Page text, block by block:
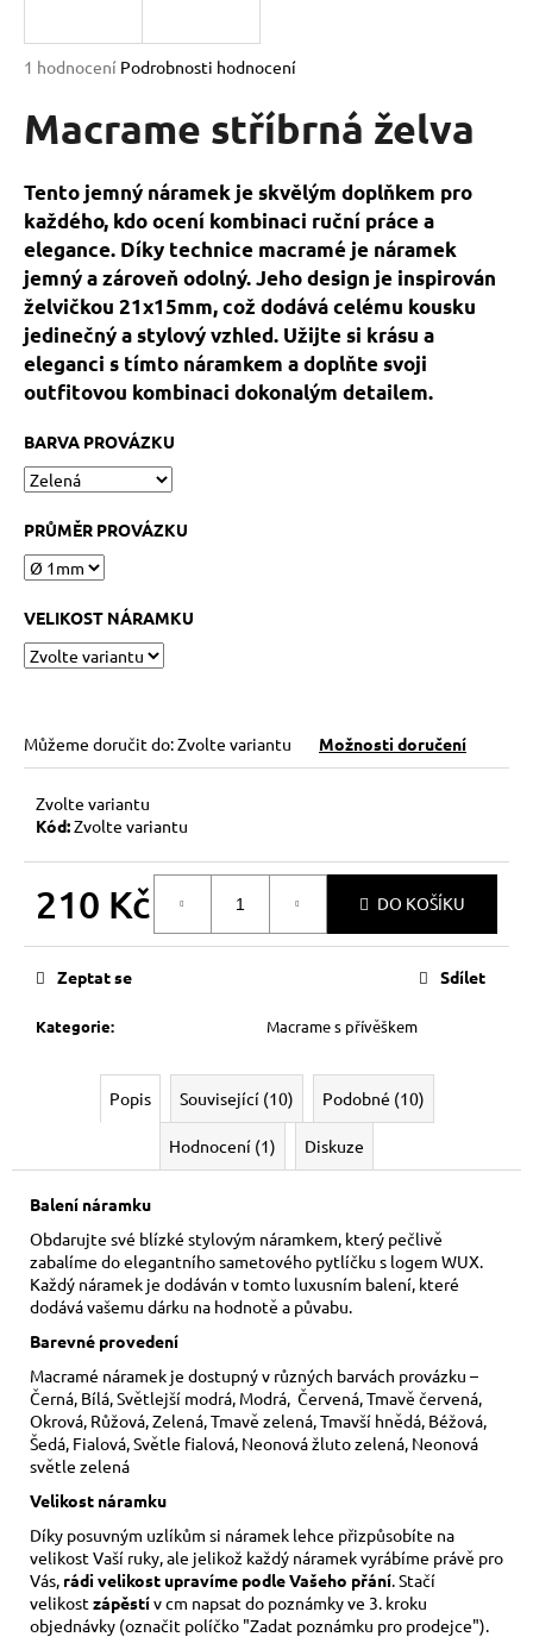
Průměrné
produktu
je
5
hvězdiček.
1 hodnocení Podrobnosti hodnocení
Macrame stříbrná želva
Tento jemný náramek je skvělým doplňkem pro
každého, kdo ocení kombinaci ruční práce a
elegance. Díky technice macramé je náramek
jemný a zároveň odolný. Jeho design je inspirován
želvičkou 21x15mm, což dodává celému kousku
jedinečný a stylový vzhled. Užijte si krásu a
eleganci s tímto náramkem a doplňte svoji
outfitovou kombinaci dokonalým detailem.
BARVA PROVÁZKU
PRŮMĚR PROVÁZKU
VELIKOST NÁRAMKU
Můžeme doručit do:Zvolte variantu Možnosti doručení
Zvolte variantu
Kód:Zvolte variantu
210 Kč DO KOŠÍKU
Kategorie: Macrame s přívěškem
Zeptat se Sdílet
Popis Související (10) Podobné (10)
Hodnocení (1) Diskuze
Balení náramku
Obdarujte své blízké stylovým náramkem, který pečlivě
zabalíme do elegantního sametového pytlíčku s logem WUX.
Každý náramek je dodáván v tomto luxusním balení, které
dodává vašemu dárku na hodnotě a půvabu.
Barevné provedení
Macramé náramek je dostupný v různých barvách provázku –
Černá, Bílá, Světlejší modrá, Modrá, Červená, Tmavě červená,
Okrová, Růžová, Zelená, Tmavě zelená, Tmavší hnědá, Béžová,
Šedá, Fialová, Světle fialová, Neonová žluto zelená, Neonová
světle zelená
Velikost náramku
Díky posuvným uzlíkům si náramek lehce přizpůsobíte na
velikost Vaší ruky, ale jelikož každý náramek vyrábíme právě pro
Vás, rádi velikost upravíme podle Vašeho přání . Stačí
velikostzápěstív cm napsat do poznámky ve 3. kroku
objednávky (označit políčko "Zadat poznámku pro prodejce").
j
t
?
HLEDAT
D
o
p
o
r
č
u
j
e
m
e
KABBALAH
ČERVENÝ
NÁRAMEK
73
Kč
89
Kč